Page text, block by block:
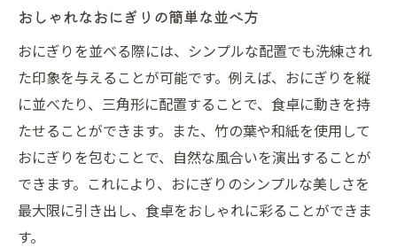
おしゃれなおにぎりの簡単な並べ方
おにぎりを並べる際には、シンプルな配置でも洗練され
た印象を与えることが可能です。例えば、おにぎりを縦
に並べたり、三角形に配置することで、食卓に動きを持
たせることができます。また、竹の葉や和紙を使用して
おにぎりを包むことで、自然な風合いを演出することが
できます。これにより、おにぎりのシンプルな美しさを
最大限に引き出し、食卓をおしゃれに彩ることができま
す。